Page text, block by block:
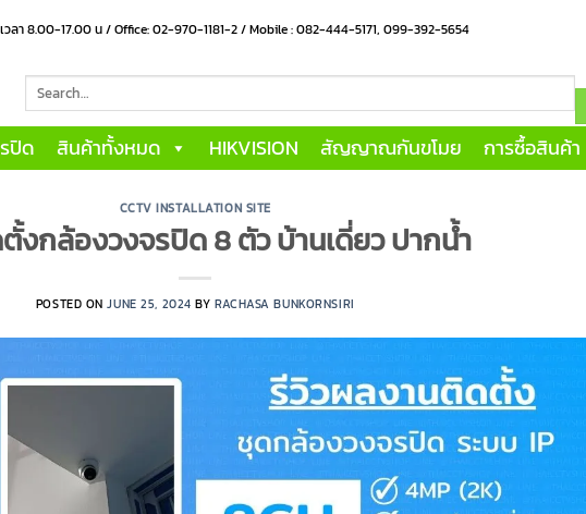
วลา 8.00-17.00 น / Office: 02-970-1181-2 / Mobile : 082-444-5171, 099-392-5654
for:
ปิด สินค้าทั้งหมด HIKVISION สัญญาณกันขโมย การซื้อสินค้า
CCTV INSTALLATION SITE
งกล้องวงจรปิด 8 ตัว บ้านเดี่ยว ปากน้ำ
POSTED ONJUNE 25, 2024 BY RACHASA BUNKORNSIRI